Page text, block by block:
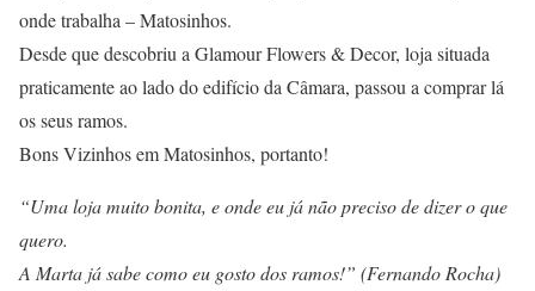
onde trabalha – Matosinhos.
Desde que descobriu a Glamour Flowers & Decor, loja situada
praticamente ao lado do edifício da Câmara, passou a comprar lá
os seus ramos.
Bons Vizinhos em Matosinhos, portanto!
“Uma loja muito bonita, e onde eu já não preciso de dizer o que
quero.
A Marta já sabe como eu gosto dos ramos!” (Fernando Rocha)